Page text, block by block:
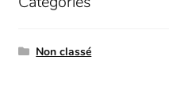
Non classé